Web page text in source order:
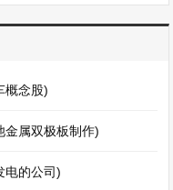
概念股)
金属双极板制作)
电的公司)